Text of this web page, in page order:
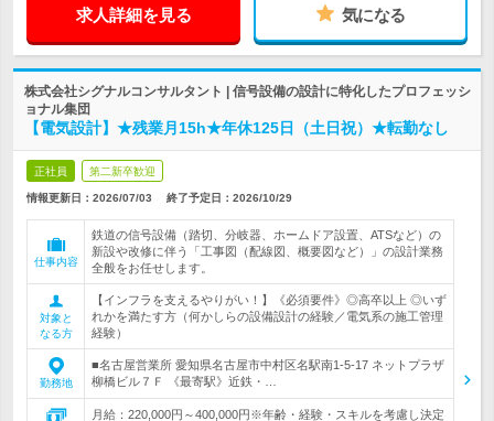
求人詳細を見る 気になる
株式会社シグナルコンサルタント | 信号設備の設計に特化したプロフェッシ
ョナル集団
【電気設計】★残業月15h★年休125日（土日祝）★転勤なし
正社員 第二新卒歓迎
情報更新日：2026/07/03 終了予定日： 2026/10/29
仕事内容
鉄道の信号設備（踏切、分岐器、ホームドア設置、ATSなど）の
新設や改修に伴う「工事図（配線図、概要図など）」の設計業務
全般をお任せします。
対象と
なる方
【インフラを支えるやりがい！】《必須要件》◎高卒以上 ◎いず
れかを満たす方（何かしらの設備設計の経験／電気系の施工管理
経験）
勤務地
■名古屋営業所 愛知県名古屋市中村区名駅南1-5-17 ネットプラザ
柳橋ビル７Ｆ 《最寄駅》近鉄・…
月給：220,000円～400,000円※年齢・経験・スキルを考慮し決定